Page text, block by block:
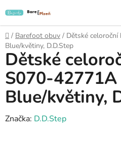
na
obsah
Domů
/ Barefoot obuv / Dětské
Blue/květiny, D.D.Step
Dětské
S070-
Blue/květiny,
Značka: D.D.Step